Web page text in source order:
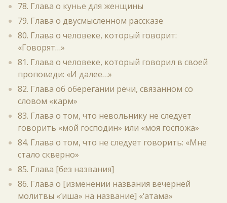
78. Глава о кунье для женщины
79. Глава о двусмысленном рассказе
80. Глава о человеке, который говорит:
«Говорят…»
81. Глава о человеке, который говорил в своей
проповеди: «И далее…»
82. Глава об оберегании речи, связанном со
словом «карм»
83. Глава о том, что невольнику не следует
говорить «мой господин» или «моя госпожа»
84. Глава о том, что не следует говорить: «Мне
стало скверно»
85. Глава [без названия]
86. Глава о [изменении названия вечерней
молитвы «‘иша» на название] «‘атама»